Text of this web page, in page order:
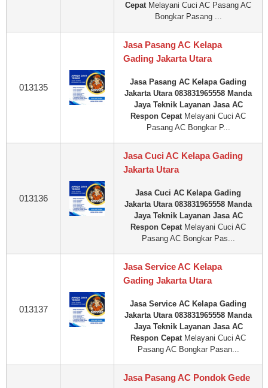
Cepat Melayani Cuci AC Pasang AC
Bongkar Pasang ...
013135
Jasa Pasang AC Kelapa
Gading Jakarta Utara
Jasa Pasang AC Kelapa Gading
Jakarta Utara 083831965558 Manda
Jaya Teknik Layanan Jasa AC
Respon Cepat Melayani Cuci AC
Pasang AC Bongkar P...
013136
Jasa Cuci AC Kelapa Gading
Jakarta Utara
Jasa Cuci AC Kelapa Gading
Jakarta Utara 083831965558 Manda
Jaya Teknik Layanan Jasa AC
Respon Cepat Melayani Cuci AC
Pasang AC Bongkar Pas...
013137
Jasa Service AC Kelapa
Gading Jakarta Utara
Jasa Service AC Kelapa Gading
Jakarta Utara 083831965558 Manda
Jaya Teknik Layanan Jasa AC
Respon Cepat Melayani Cuci AC
Pasang AC Bongkar Pasan...
Jasa Pasang AC Pondok Gede